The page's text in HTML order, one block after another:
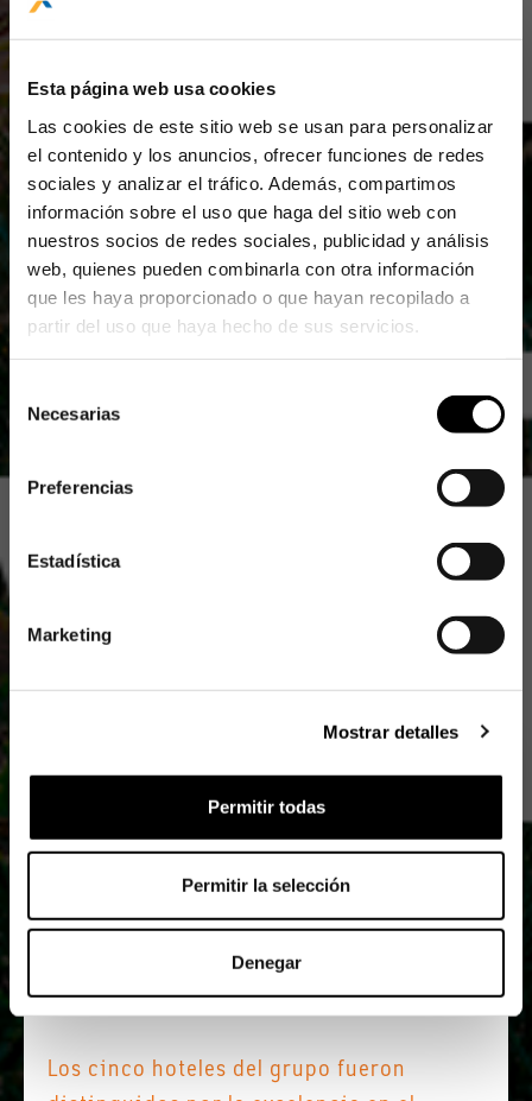
Esta página web usa cookies
Las cookies de este sitio web se usan para personalizar
el contenido y los anuncios, ofrecer funciones de redes
sociales y analizar el tráfico. Además, compartimos
información sobre el uso que haga del sitio web con
nuestros socios de redes sociales, publicidad y análisis
web, quienes pueden combinarla con otra información
que les haya proporcionado o que hayan recopilado a
partir del uso que haya hecho de sus servicios.
de Necesarias
Preferencias
Estadística
Marketing
Mostrar detalles
Permitir todas
Permitir la selección
Denegar
Compartir
Los Portales Hoteles es reconocido
en los Traveler Review Awards 2026
Los cinco hoteles del grupo fueron